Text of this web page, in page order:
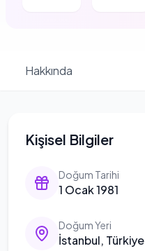
Hakkında
Kişisel Bilgiler
Doğum Tarihi
1 Ocak 1981
Doğum Yeri
İstanbul, Türkiye